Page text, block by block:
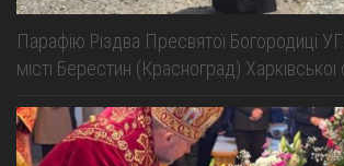
Парафію Різдва Пресвятої Богородиці
місті Берестин (Красноград) Харківської